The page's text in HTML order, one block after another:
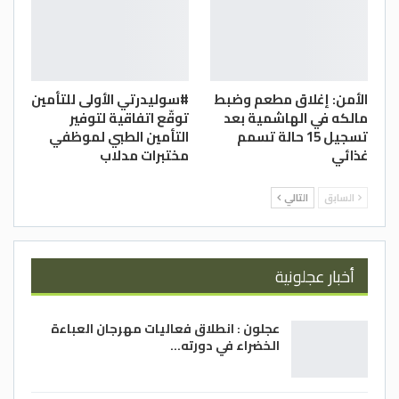
الأمن: إغلاق مطعم وضبط
مالكه في الهاشمية بعد
تسجيل 15 حالة تسمم
غذائي
#سوليدرتي الأولى للتأمين
توقّع اتفاقية لتوفير
التأمين الطبي لموظفي
مختبرات مدلاب
السابق التالي
أخبار عجلونية
عجلون : انطلاق فعاليات مهرجان العباءة
الخضراء في دورته…